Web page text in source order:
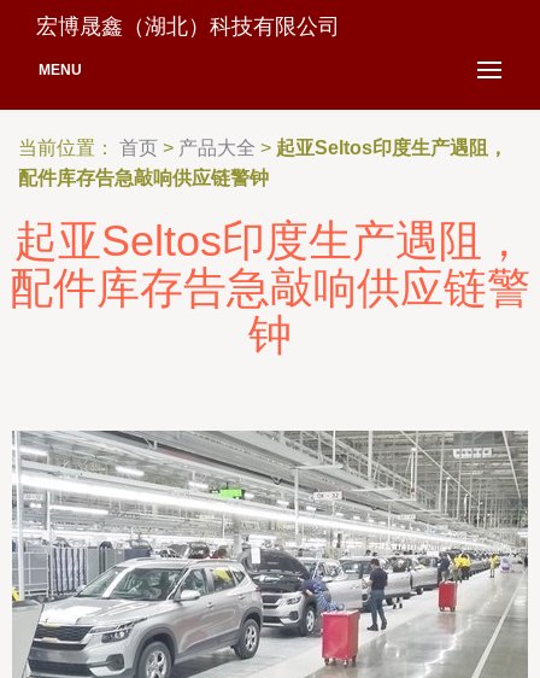
宏博晟鑫（湖北）科技有限公司
MENU
当前位置： 首页 > 产品大全 > 起亚Seltos印度生产遇阻，
配件库存告急敲响供应链警钟
起亚Seltos印度生产遇阻，
配件库存告急敲响供应链警
钟